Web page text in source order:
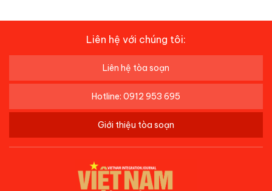
Liên hệ với chúng tôi:
Liên hệ tòa soạn
Hotline: 0912 953 695
Giới thiệu tòa soạn